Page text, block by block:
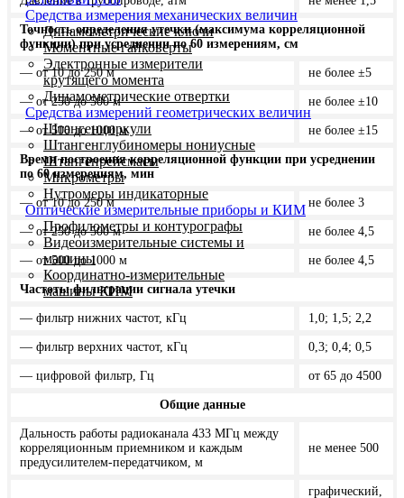
Средства измерения механических величин
Динамометрические ключи
Моментные гайковерты
Электронные измерители
крутящего момента
Динамометрические отвертки
Средства измерений геометрических величин
Штангенциркули
Штангенглубиномеры нониусные
Штангенрейсмасы
Микрометры
Нутромеры индикаторные
Оптические измерительные приборы и КИМ
Профилометры и контурографы
Видеоизмерительные системы и
машины
Координатно-измерительные
машины КИМ
Точность определения утечки (максимума корреляционной
функции) при усреднении по 60 измерениям, см
— от 10 до 250 м не более ±5
— от 250 до 500 м не более ±10
— от 500 до 1000 м не более ±15
Время построения корреляционной функции при усреднении
по 60 измерениям, мин
— от 10 до 250 м не более 3
— от 250 до 500 м не более 4,5
— от 500 до 1000 м не более 4,5
Частоты фильтрации сигнала утечки
— фильтр нижних частот, кГц 1,0; 1,5; 2,2
— фильтр верхних частот, кГц 0,3; 0,4; 0,5
— цифровой фильтр, Гц от 65 до 4500
Общие данные
Дальность работы радиоканала 433 МГц между
корреляционным приемником и каждым
предусилителем-передатчиком, м
не менее 500
графический,